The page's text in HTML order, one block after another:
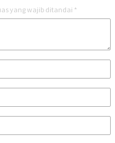
yang wajib ditandai *